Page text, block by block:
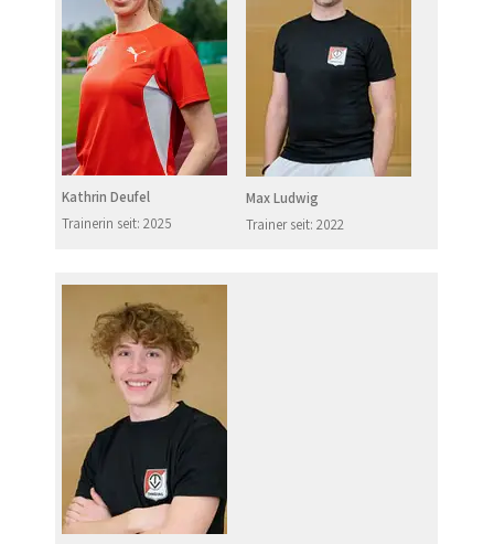
Kathrin Deufel
Trainerin seit: 2025
Max Ludwig
Trainer seit: 2022